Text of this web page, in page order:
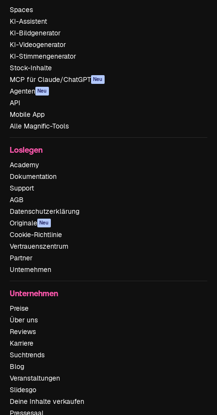
Spaces
KI-Assistent
KI-Bildgenerator
KI-Videogenerator
KI-Stimmengenerator
Stock-Inhalte
MCP für Claude/ChatGPT Neu
Agenten Neu
API
Mobile App
Alle Magnific-Tools
Loslegen
Academy
Dokumentation
Support
AGB
Datenschutzerklärung
Originale Neu
Cookie-Richtlinie
Vertrauenszentrum
Partner
Unternehmen
Unternehmen
Preise
Über uns
Reviews
Karriere
Suchtrends
Blog
Veranstaltungen
Slidesgo
Deine Inhalte verkaufen
Pressesaal